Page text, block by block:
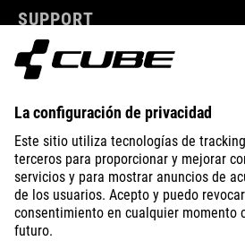
SUPPORT
ÜBER UNS
ENTDECKEN